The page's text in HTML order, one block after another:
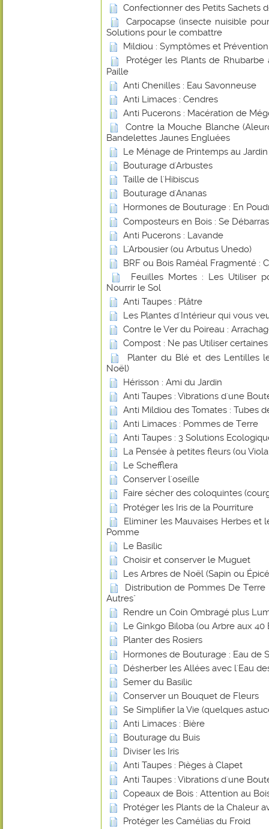
Confectionner des Petits Sachets
Carpocapse (insecte nuisible
Solutions pour le combattre
Mildiou : Symptômes et Prévention
Protéger les Plants de
Paille
Anti Chenilles : Eau Savonneuse
Anti Limaces : Cendres
Anti Pucerons : Macération de
Contre la Mouche Blanche
Bandelettes Jaunes Engluées
Le Ménage de Printemps au Jardin
Bouturage d'Arbustes
Taille de l'Hibiscus
Bouturage d'Ananas
Hormones de Bouturage : En
Composteurs en Bois : Se
Anti Pucerons : Lavande
L'Arbousier (ou Arbutus Unedo)
BRF ou Bois Raméal Fragmenté :
Feuilles Mortes : Les Utiliser
Nourrir le Sol
Anti Taupes : Plâtre
Les Plantes d'Intérieur qui vous
Contre le Ver du Poireau :
Compost : Ne pas Utiliser
Planter du Blé et des Lentilles
Noël)
Hérisson : Ami du Jardin
Anti Taupes : Vibrations d'une
Anti Mildiou des Tomates : Tubes
Anti Limaces : Pommes de Terre
Anti Taupes : 3 Solutions
La Pensée à petites fleurs (ou
Le Schefflera
Conserver l'oseille
Faire sécher des coloquintes
Protéger les Iris de la Pourriture
Eliminer les Mauvaises Herbes et
Pomme
Le Basilic
Choisir et conserver le Muguet
Les Arbres de Noël (Sapin ou
Distribution de Pommes De
Autres"
Rendre un Coin Ombragé plus
Le Ginkgo Biloba (ou Arbre aux 40
Planter des Rosiers
Hormones de Bouturage : Eau de
Désherber les Allées avec l'Eau
Semer du Basilic
Conserver un Bouquet de Fleurs
Se Simplifier la Vie (quelques
Anti Limaces : Bière
Bouturage du Buis
Diviser les Iris
Anti Taupes : Pièges à Clapet
Anti Taupes : Vibrations d'une
Copeaux de Bois : Attention au
Protéger les Plants de la Chaleur
Protéger les Camélias du Froid